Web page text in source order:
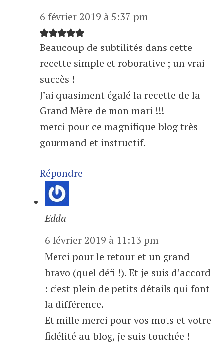
6 février 2019 à 5:37 pm
Beaucoup de subtilités dans cette
recette simple et roborative ; un vrai
succès !
J’ai quasiment égalé la recette de la
Grand Mère de mon mari !!!
merci pour ce magnifique blog très
gourmand et instructif.
Répondre
Edda
6 février 2019 à 11:13 pm
Merci pour le retour et un grand
bravo (quel défi !). Et je suis d’accord
: c’est plein de petits détails qui font
la différence.
Et mille merci pour vos mots et votre
fidélité au blog, je suis touchée !